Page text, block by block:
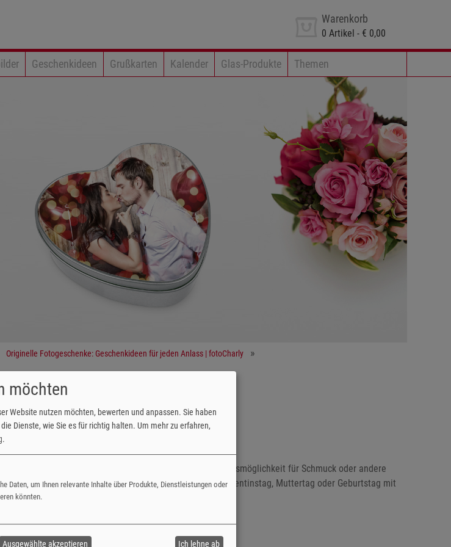
Warenkorb
0 Artikel - € 0,00
Geschenkideen Grußkarten Kalender Glas-Produkte Themen
Originelle Fotogeschenke: Geschenkideen für jeden Anlass | fotoCharly
nicht nur Dekoration, sondern eine ideale Aufbewahrungsmöglichkeit für Schmuck oder andere
oder 15x15 cm. Überraschen Sie Ihre Liebsten zum Valentinstag, Muttertag oder Geburtstag mit
möchten
Website nutzen möchten, bewerten und anpassen. Sie haben
Dienste, wie Sie es für richtig halten. Um mehr zu erfahren,
.
Daten, um Ihnen relevante Inhalte über Produkte, Dienstleistungen oder
könnten.
Ich lehne ab
Ausgewählte akzeptieren